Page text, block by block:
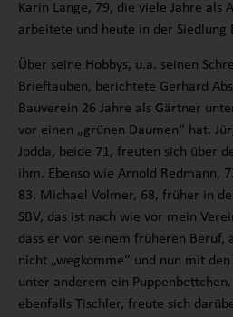
Karin Lange, 79, die viele Jahre als
arbeitete und heute in der Siedlung
Über seine Hobbys, u.a. seinen
Brieftauben, berichtete Gerhard
Bauverein 26 Jahre als Gärtner
vor einen „grünen Daumen“ hat.
Jodda, beide 71, freuten sich über
ihm. Ebenso wie Arnold Redmann,
83. Michael Volmer, 68, früher in
SBV, das ist nach wie vor mein
dass er von seinem früheren Beruf,
nicht „wegkomme“ und nun mit
unter anderem ein
ebenfalls Tischler, freute sich